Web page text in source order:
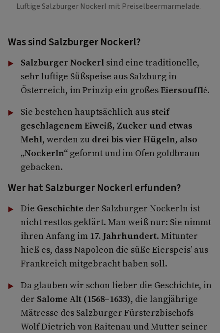
Luftige Salzburger Nockerl mit Preiselbeermarmelade.
Was sind Salzburger Nockerl?
Salzburger Nockerlsind eine traditionelle,
sehr luftige Süßspeise aus Salzburg in
Österreich, im Prinzip ein großesEiersoufflé.
Sie bestehen hauptsächlich aus steif
geschlagenem Eiweiß, Zucker und etwas
Mehl, werden zu drei bis vier Hügeln, also
„Nockerln“geformt und im Ofen goldbraun
gebacken.
Wer hat Salzburger Nockerl erfunden?
Die Geschichte der Salzburger Nockerln ist
nicht restlos geklärt. Man weiß nur: Sie nimmt
ihren Anfang im 17. Jahrhundert. Mitunter
hieß es, dass Napoleon die süße Eierspeis’ aus
Frankreich mitgebracht haben soll.
Da glauben wir schon lieber die Geschichte, in
der Salome Alt (1568–1633), die langjährige
Mätresse des Salzburger Fürsterzbischofs
Wolf Dietrich von Raitenau und Mutter seiner